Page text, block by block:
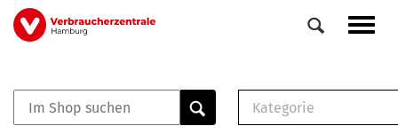
Direkt
zum
Veranstaltungen
0
Kategorie